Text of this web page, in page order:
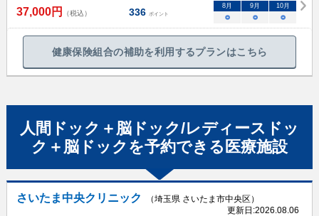
37,000円 （税込） 336 ポイント
8 月 9 月 10月
○ ○ ○
健康保険組合の補助を利用するプランはこちら
人間ドック＋脳ドック/レディースドッ
ク＋脳ドック を予約できる 医療施設
さいたま中央クリニック
（埼玉県 さいたま市中央区）
更新日:2026.08.06